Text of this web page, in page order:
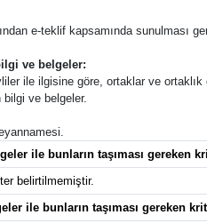
e-teklif kapsamında sunulması
ve belgeler:
ile ilgisine göre, ortaklar ve
ve belgeler.
ile bunların taşıması gereken
belirtilmemiştir.
ile bunların taşıması gereken